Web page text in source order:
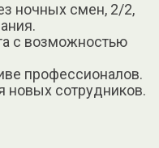
ночных смен, 2/2,
с возможностью
профессионалов.
новых сотрудников.